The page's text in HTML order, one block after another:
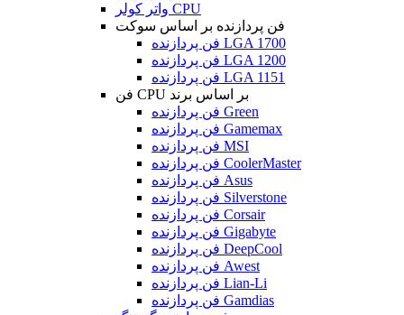
واتر کولر CPU
فن پردازنده بر اساس سوکت
فن پردازنده LGA 1700
فن پردازنده LGA 1200
فن پردازنده LGA 1151
فن CPU بر اساس برند
فن پردازنده Green
فن پردازنده Gamemax
فن پردازنده MSI
فن پردازنده CoolerMaster
فن پردازنده Asus
فن پردازنده Silverstone
فن پردازنده Corsair
فن پردازنده Gigabyte
فن پردازنده DeepCool
فن پردازنده Awest
فن پردازنده Lian-Li
فن پردازنده Gamdias